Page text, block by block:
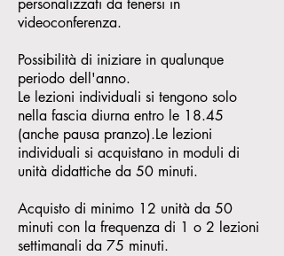
personalizzati da tenersi in
videoconferenza.
Possibilità di iniziare in qualunque
periodo dell'anno.
Le lezioni individuali si tengono solo
nella fascia diurna entro le 18.45
(anche pausa pranzo).Le lezioni
individuali si acquistano in moduli di
unità didattiche da 50 minuti.
Acquisto di minimo 12 unità da 50
minuti con la frequenza di 1 o 2 lezioni
settimanali da 75 minuti.